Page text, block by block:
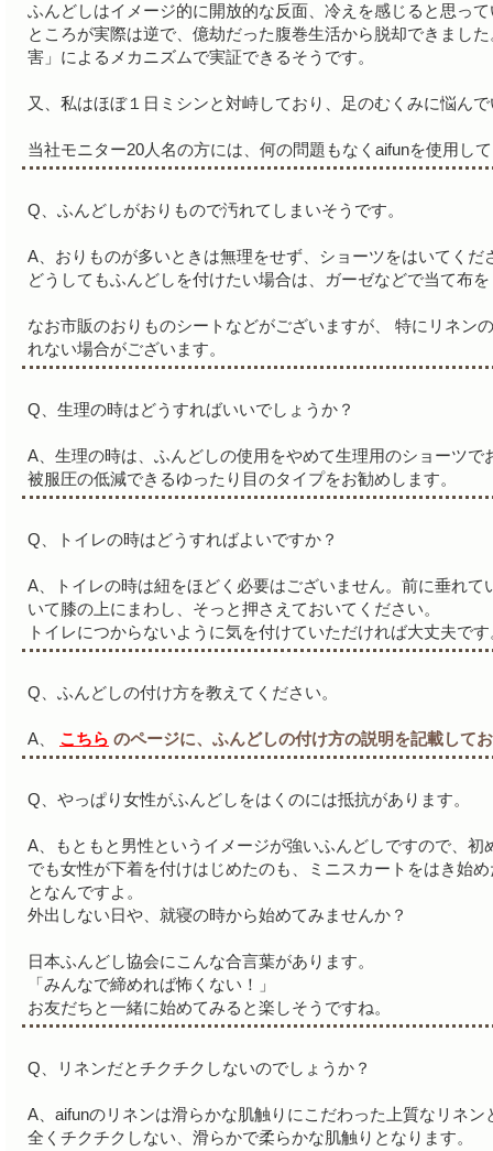
ふんどしはイメージ的に開放的な反面、冷えを感じると思っ
ところが実際は逆で、億劫だった腹巻生活から脱却できまし
害」によるメカニズムで実証できるそうです。
又、私はほぼ１日ミシンと対峙しており、足のむくみに悩ん
当社モニター20人名の方には、何の問題もなくaifunを使用し
Q、ふんどしがおりもので汚れてしまいそうです。
A、おりものが多いときは無理をせず、ショーツをはいてくだ
どうしてもふんどしを付けたい場合は、ガーゼなどで当て布
なお市販のおりものシートなどがございますが、 特にリネン
れない場合がございます。
Q、生理の時はどうすればいいでしょうか？
A、生理の時は、ふんどしの使用をやめて生理用のショーツで
被服圧の低減できるゆったり目のタイプをお勧めします。
Q、トイレの時はどうすればよいですか？
A、トイレの時は紐をほどく必要はございません。前に垂れ
いて膝の上にまわし、そっと押さえておいてください。
トイレにつからないように気を付けていただければ大丈夫です
Q、ふんどしの付け方を教えてください。
A、 こちら のページに、ふんどしの付け方の説明を記載して
Q、やっぱり女性がふんどしをはくのには抵抗があります。
A、もともと男性というイメージが強いふんどしですので、
でも女性が下着を付けはじめたのも、ミニスカートをはき始
となんですよ。
外出しない日や、就寝の時から始めてみませんか？
日本ふんどし協会にこんな合言葉があります。
「みんなで締めれば怖くない！」
お友だちと一緒に始めてみると楽しそうですね。
Q、リネンだとチクチクしないのでしょうか？
A、aifunのリネンは滑らかな肌触りにこだわった上質なリネン
全くチクチクしない、滑らかで柔らかな肌触りとなります。